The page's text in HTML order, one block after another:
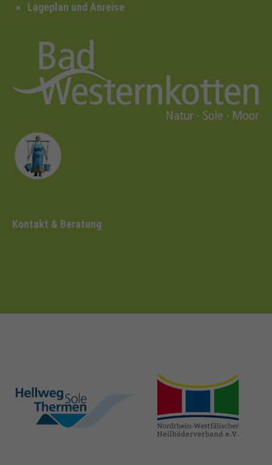
Lageplan und Anreise
Kontakt & Beratung
hellweg-sole-
thermen.de
heilbaeder.de